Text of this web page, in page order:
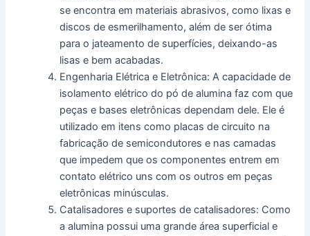
se encontra em materiais abrasivos, como lixas e
discos de esmerilhamento, além de ser ótima
para o jateamento de superfícies, deixando-as
lisas e bem acabadas.
Engenharia Elétrica e Eletrônica: A capacidade de
isolamento elétrico do pó de alumina faz com que
peças e bases eletrônicas dependam dele. Ele é
utilizado em itens como placas de circuito na
fabricação de semicondutores e nas camadas
que impedem que os componentes entrem em
contato elétrico uns com os outros em peças
eletrônicas minúsculas.
Catalisadores e suportes de catalisadores: Como
a alumina possui uma grande área superficial e